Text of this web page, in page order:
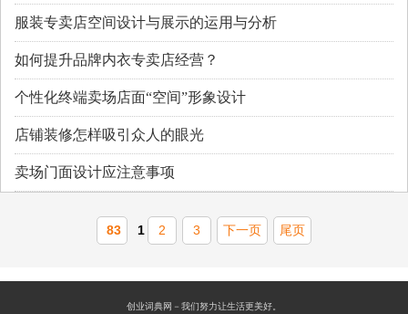
服装专卖店空间设计与展示的运用与分析
如何提升品牌内衣专卖店经营？
个性化终端卖场店面“空间”形象设计
店铺装修怎样吸引众人的眼光
卖场门面设计应注意事项
83 1 2 3 下一页 尾页
创业词典网－我们努力让生活更美好。